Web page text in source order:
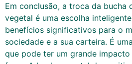
Em conclusão, a troca da bucha
vegetal é uma escolha
benefícios significativos para o
sociedade e a sua carteira. É
que pode ter um grande